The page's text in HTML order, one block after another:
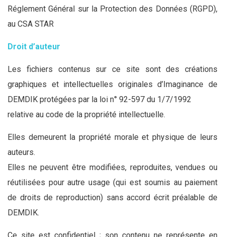
Réglement Général sur la Protection des Données (RGPD),
au CSA STAR
Droit d’auteur
Les fichiers contenus sur ce site sont des créations
graphiques et intellectuelles originales d’Imaginance de
DEMDIK protégées par la loi n° 92-597 du 1/7/1992
relative au code de la propriété intellectuelle.
Elles demeurent la propriété morale et physique de leurs
auteurs.
Elles ne peuvent être modifiées, reproduites, vendues ou
réutilisées pour autre usage (qui est soumis au paiement
de droits de reproduction) sans accord écrit préalable de
DEMDIK.